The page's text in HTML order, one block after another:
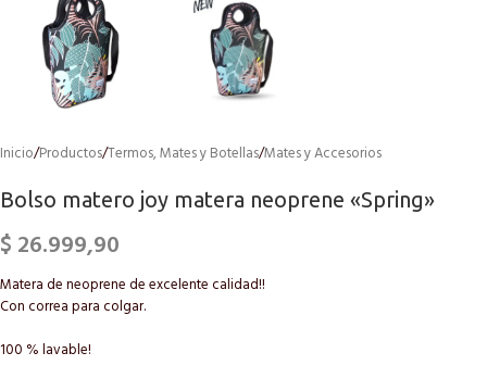
Inicio/Productos/Termos, Mates y Botellas/Mates y Accesorios
Bolso matero joy matera neoprene «Spring»
$ 26.999,90
Matera de neoprene de excelente calidad!!
Con correa para colgar.
100 % lavable!